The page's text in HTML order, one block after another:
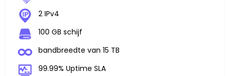
2 IPv4
100 GB schijf
bandbreedte van 15 TB
99.99% Uptime SLA